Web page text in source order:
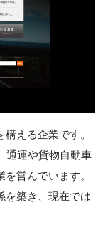
える企業です。
通運や貨物自動車
営んでいます。
を築き、現在では